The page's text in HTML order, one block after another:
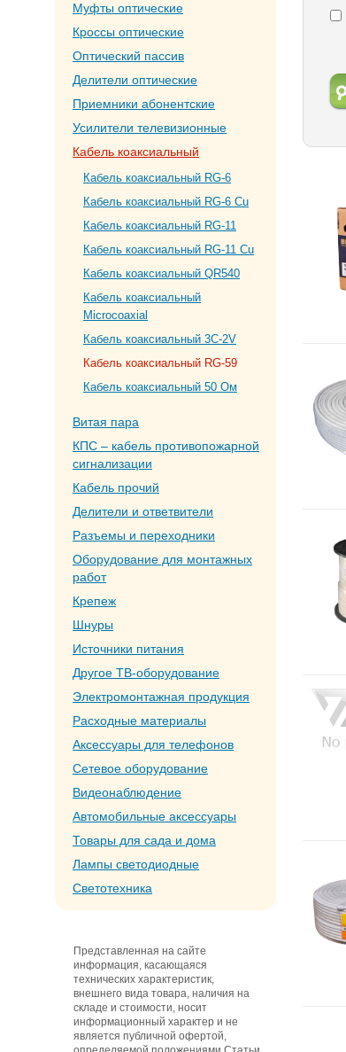
Муфты оптические
Кроссы оптические
Оптический пассив
Делители оптические
Приемники абонентские
Усилители телевизионные
Кабель коаксиальный
Кабель коаксиальный RG-6
Кабель коаксиальный RG-6 Cu
Кабель коаксиальный RG-11
Кабель коаксиальный RG-11 Cu
Кабель коаксиальный QR540
Кабель коаксиальный
Microcoaxial
Кабель коаксиальный 3C-2V
Кабель коаксиальный RG-59
Кабель коаксиальный 50 Ом
Витая пара
КПС – кабель противопожарной
сигнализации
Кабель прочий
Делители и ответвители
Разъемы и переходники
Оборудование для монтажных
работ
Крепеж
Шнуры
Источники питания
Другое ТВ-оборудование
Электромонтажная продукция
Расходные материалы
Аксессуары для телефонов
Сетевое оборудование
Видеонаблюдение
Автомобильные аксессуары
Товары для сада и дома
Лампы светодиодные
Светотехника
Представленная на сайте
информация, касающаяся
технических характеристик,
внешнего вида товара, наличия на
складе и стоимости, носит
информационный характер и не
является публичной офертой,